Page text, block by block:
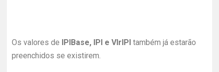
Os valores de IPIBase, IPI e VlrIPI também já estarão
preenchidos se existirem.